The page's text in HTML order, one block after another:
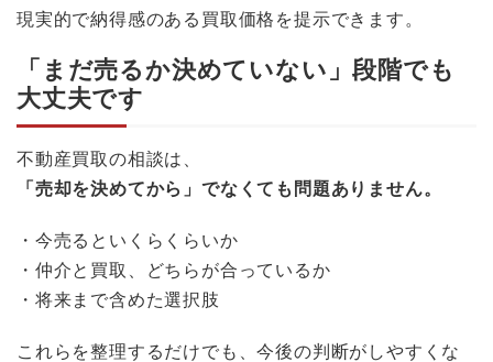
現実的で納得感のある買取価格を提示できます。
「まだ売るか決めていない」段階でも
大丈夫です
不動産買取の相談は、
「売却を決めてから」でなくても問題ありません。
・今売るといくらくらいか
・仲介と買取、どちらが合っているか
・将来まで含めた選択肢
これらを整理するだけでも、今後の判断がしやすくな